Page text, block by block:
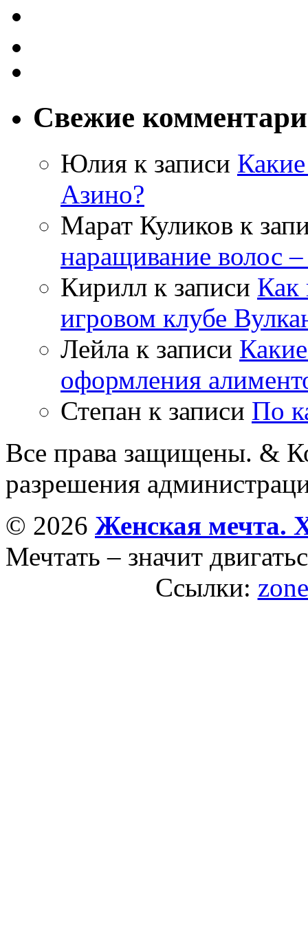
Свежие
Юлия к записи
Азино?
Марат Куликов к
наращивание волос
Кирилл к записи Как
игровом клубе
Лейла к записи
оформления
Степан к записи По
Все права защищены. &
разрешения
© 2026 Женская мечта.
Мечтать – значит
Ссылки: